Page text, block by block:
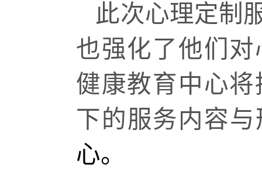
此次心理定制
也强化了他们
健康教育中心将
下的服务内容与
心。